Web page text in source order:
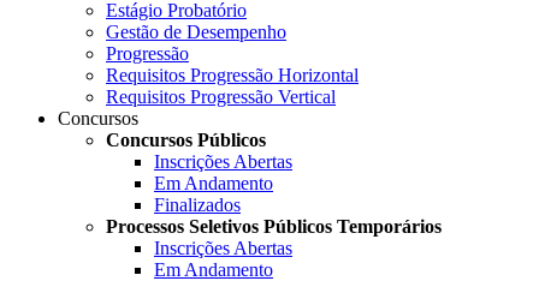
Estágio Probatório
Gestão de Desempenho
Progressão
Requisitos Progressão Horizontal
Requisitos Progressão Vertical
Concursos
Concursos Públicos
Inscrições Abertas
Em Andamento
Finalizados
Processos Seletivos Públicos Temporários
Inscrições Abertas
Em Andamento